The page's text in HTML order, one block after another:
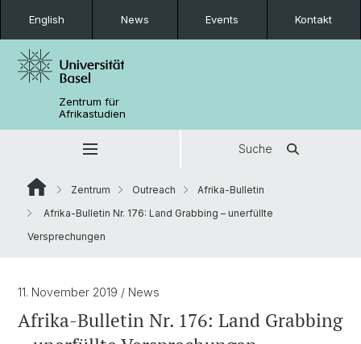
English News Events Kontakt
Zentrum für
Afrikastudien
Suche
Zentrum Outreach
Afrika-Bulletin
Afrika-Bulletin Nr. 176: Land Grabbing – unerfüllte
Versprechungen
11. November 2019 / News
Afrika-Bulletin Nr. 176: Land Grabbing